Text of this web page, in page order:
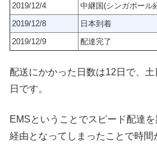
2019/12/4
中継国(シンガポール
2019/12/8
日本到着
2019/12/9
配達完了
配送にかかった日数は12日で、
日です。
EMSということでスピード配達
経由となってしまったことで時間